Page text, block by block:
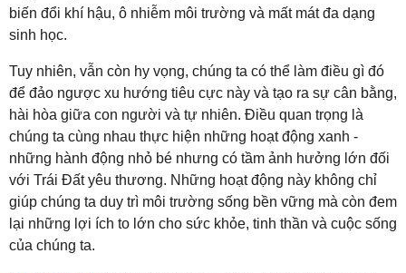
biến đổi khí hậu, ô nhiễm môi trường và mất mát đa dạng
sinh học.
Tuy nhiên, vẫn còn hy vọng, chúng ta có thể làm điều gì đó
để đảo ngược xu hướng tiêu cực này và tạo ra sự cân bằng,
hài hòa giữa con người và tự nhiên. Điều quan trọng là
chúng ta cùng nhau thực hiện những hoạt động xanh -
những hành động nhỏ bé nhưng có tầm ảnh hưởng lớn đối
với Trái Đất yêu thương. Những hoạt động này không chỉ
giúp chúng ta duy trì môi trường sống bền vững mà còn đem
lại những lợi ích to lớn cho sức khỏe, tinh thần và cuộc sống
của chúng ta.